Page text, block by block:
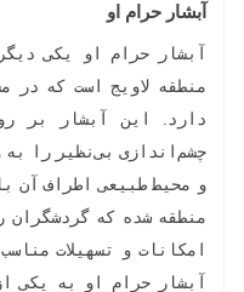
آبشار حرام او
آبشار حرام او یکی
منطقه لاویج است که در
دارد. این آبشار بر
چشم‌اندازی بی‌نظیر را به
و محیط طبیعی اطراف آن
منطقه شده که گردشگران
امکانات و تسهیلات
آبشار حرام او به یکی